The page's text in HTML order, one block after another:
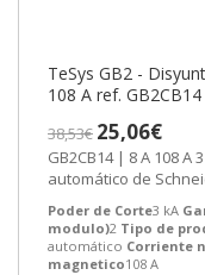
TeSys GB2 -
108 A ref.
38,53€ 25,06€
GB2CB14 | 8 A 108 A 3 kA TeSys GB2 TeSys 2 Interruptor
automático de
Poder de Corte3 kA
modulo)2 Tipo de
automático Corriente
magnetico108 A